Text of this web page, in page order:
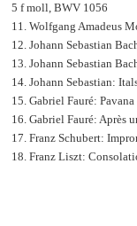
5 f moll, BWV 1056
11. Wolfgang Amadeus
12. Johann Sebastian
13. Johann Sebastian
14. Johann Sebastian:
15. Gabriel Fauré: Pavana
16. Gabriel Fauré: Après
17. Franz Schubert:
18. Franz Liszt: